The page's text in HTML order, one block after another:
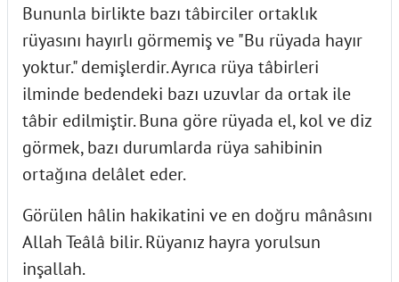
Bununla birlikte bazı tâbirciler ortaklık
rüyasını hayırlı görmemiş ve "Bu rüyada hayır
yoktur." demişlerdir. Ayrıca rüya tâbirleri
ilminde bedendeki bazı uzuvlar da ortak ile
tâbir edilmiştir. Buna göre rüyada el, kol ve diz
görmek, bazı durumlarda rüya sahibinin
ortağına delâlet eder.
Görülen hâlin hakikatini ve en doğru mânâsını
Allah Teâlâ bilir. Rüyanız hayra yorulsun
inşallah.